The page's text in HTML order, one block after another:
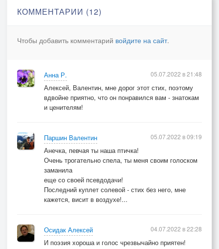
чтоб рассказать о нас с тобой,
то замени все их сперва
КОММЕНТАРИИ (12)
Чтобы добавить комментарий войдите на сайт.
Анна Р.
Алексей, Валентин, мне дорог этот стих, поэтому
вдвойне приятно, что он понравился вам - знатокам
и ценителям!
05.07.2022 в 21:48
Паршин Валентин
Анечка, певчая ты наша птичка!
Очень трогательно спела, ты меня своим голоском
заманила
еще со своей псевдодачи!
Последний куплет солевой - стих без него, мне
кажется, висит в воздухе!...
05.07.2022 в 09:19
Осидак Алексей
И поэзия хороша и голос чрезвычайно приятен!
04.07.2022 в 22:28